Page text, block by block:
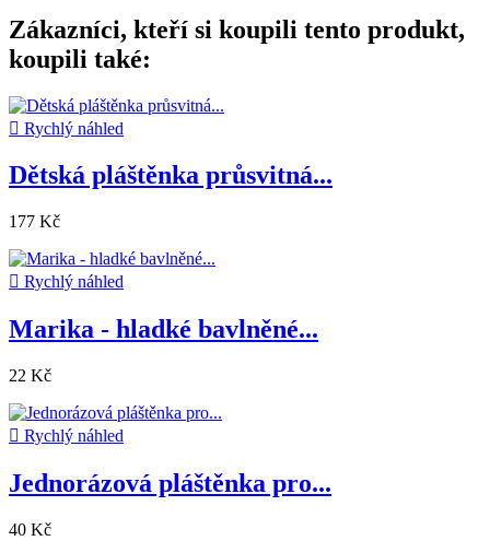
Zákazníci, kteří si koupili tento produkt,
koupili také:
 Rychlý náhled
Dětská pláštěnka průsvitná...
177 Kč
 Rychlý náhled
Marika - hladké bavlněné...
22 Kč
 Rychlý náhled
Jednorázová pláštěnka pro...
40 Kč